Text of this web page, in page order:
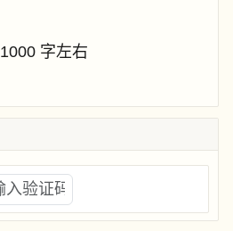
1000 字左右